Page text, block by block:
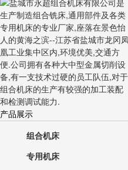
产品展示
组合机床
专用机床